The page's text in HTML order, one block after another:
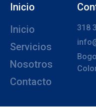
Inicio
Inicio
Servicios
Nosotros
Contacto
318